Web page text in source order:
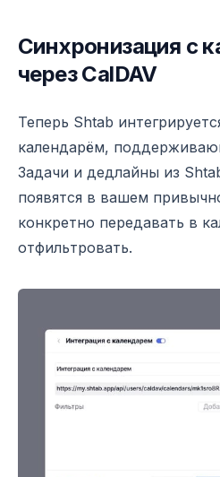
Синхронизация с
через CalDAV
Теперь Shtab
календарём,
Задачи и дедлайны из
появятся в вашем
конкретно передавать в
отфильтровать.